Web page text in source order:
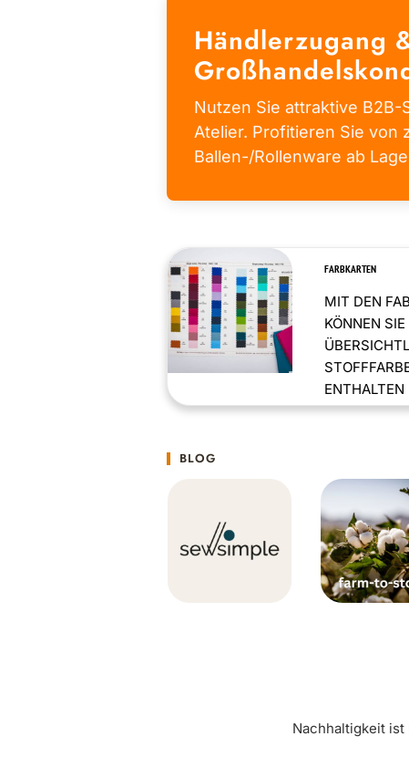
Händlerzugang
Nutzen Sie attraktive
Atelier. Profitieren Sie von
Ballen-/Rollenware ab
FARBKARTEN
MIT DEN
KÖNNEN
ENTHALTEN
BLOG
Nachhaltigkeit ist